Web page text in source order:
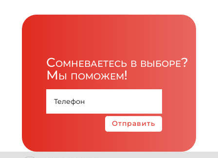
Сомневаетесь в выборе?
Мы поможем!
Отправить